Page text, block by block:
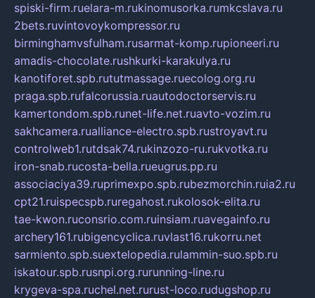
spiski-firm.ruelara-m.rukinomusorka.rumkcslava.ru
2bets.ruvintovoykompressor.ru
birminghamvsfulham.rusarmat-komp.rupioneeri.ru
amadis-chocolate.rushkurki-karakulya.ru
kanotiforet.spb.rututmassage.ruecolog.org.ru
praga.spb.rufalcorussia.ruautodoctorservis.ru
kamertondom.spb.runet-life.net.ruavto-vozim.ru
sakhcamera.rualliance-electro.spb.rustroyavt.ru
controlweb1.rutdsak74.rukinzozo-ru.rukvotka.ru
iron-snab.rucosta-bella.rueugrus.pp.ru
associaciya39.ruprimexpo.spb.rubezmorchin.ruia2.ru
cpt21.ruispecspb.ruregahost.rukolosok-elita.ru
tae-kwon.ruconsrio.com.ruinsiam.ruavegainfo.ru
archery161.rubigencyclica.ruvlast16.rukorru.net
sarmiento.spb.suextelopedia.rulammin-suo.spb.ru
iskatour.spb.rusnpi.org.rurunning-line.ru
krygeva-spa.ruchel.net.rurust-loco.rudugshop.ru